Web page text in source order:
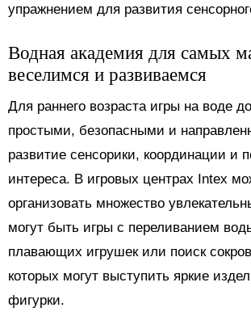
упражнением для развития
Водная академия для самых
веселимся и развиваемся
Для раннего возраста игры на воде
простыми, безопасными и
развитие сенсорики, координации и
интереса. В игровых центрах Intex
организовать множество
могут быть игры с переливанием
плавающих игрушек или поиск
которых могут выступить яркие
фигурки.